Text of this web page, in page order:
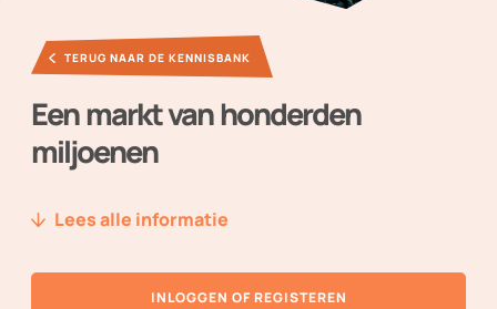
YOUNG TVVL
Magazine
Nieuws
Over ons
Techniek2Day
TERUG NAAR DE KENNISBANK
Een markt van honderden
miljoenen
Lees alle informatie
INLOGGEN OF REGISTEREN